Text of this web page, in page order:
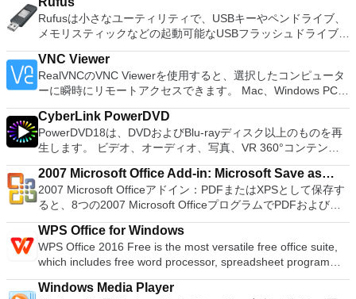
いる場合、PCSX2は優れたエミュレーターです。また、この
アプリケーションはローエンドコンピューターのサポートも提
供するため、Playstation 2コンソールのすべての所有者は、
PCで動作するゲームを見ることができます。 PCSX2エミュレ
ーターを使用すると、PS2コントローラーを使用して、本物の
プレイステーション体験をシミュレートできます。このアプリ
ケーションでは、ディスクからゲームを直接実行することも、
ハードドライブからISOイメージとして実行することもできま
す。 主な機能は次のとおりです。 Savestates：ボタンを1つ
押すだけで、ゲームの現在の「状態」を保存できます。 無制
限のメモリーカード：好きなだけメモリーカードを保存でき、
8MBから64MBまでの単一の物理カードに制限されなくなりま
した。 高解像度グラフィックス：PCSX2を使用すると、
1080pまたは4K HDでゲームをプレイできます。 全体とし
ゲームを高い精度でエミュレートでき、Windowsとエミュレ
ーターを切り替えることができます。欠点は、高速ゲームに苦
労し、時々フリーズまたはクラッシュすることです。* PCSX2
を使用するには、コンソールから抽出できるPlaystation 2
BIOSが必要です。
Rufusは小さなユーティリティで、USBキーやペンドライブ、
メモリスティックなどの起動可能なUSBフラッシュドライブを
フォーマットおよび作成できます。 Rufusは、次のシナリオで
役立ちます。 Windows、Linux、およびUEFI用の起動可能な
ISOからUSBインストールメディアを作成する必要がある場
合。 OSがインストールされていないシステムで作業する必要
がある場合。 BIOSまたはその他のファームウェアをDOSから
フラッシュする必要がある場合。 低レベルのユーティリティ
を実行する必要がある場合。 Rufusは次の* ISOで動作しま
す：Arch Linux、Archbang、BartPE / pebuilder、CentOS、
Damn Small Linux、Fedora、FreeDOS、Gentoo、
gNewSense、Hiren&#39;s Boot CD、LiveXP、Knoppix、
Kubuntu、Linux Mint、NT Password Registry Editor、
OpenSUSE、Parted Magic、Slackware、Tails、Trinity
Rescue Kit、Ubuntu、Ultimate Boot CD、Windows XP（SP2
以降）、Windows Server 2003 R2、Windows Vista、
Windows 7、Windows 8。 *このリストは完全ではありませ
ア語、マレーシア語、セシュティナ、ダンスク、ドイツ語、英
VNC Viewer
RealVNCのVNC Viewerを使用すると、選択したコンピュータ
ーに瞬時にリモートアクセスできます。 Mac、Windows PC、
またはLinuxマシン、世界中のどこからでも。 VNC Viewerを
使用すると、コンピューターのデスクトップを表示したり、コ
ンピューターの前に直接座っているかのようにマウスとキーボ
ードを制御したりできます。 VNC Viewerは、インストールと
使用が簡単です。制御したいデバイスでインストーラーを実行
し、指示に従ってください。オプションで、Windowsでのリ
モート展開に使用可能なMSIがあります。デスクトッププラッ
トフォームにVNC Viewerをインストールする権限がない場合
は、スタンドアロンオプションを選択する必要があります。
主な機能は次のとおりです。 クラウドサービスを介してVNC
Connectを実行しているコンピューターに接続します。 Apple
Screen Sharing（ARD）などのサードパーティ製のVNC互換
ソフトウェアを実行しているコンピューターに直接接続しま
CyberLink PowerDVD
PowerDVD18は、DVDおよびBlu-rayディスク以上のものを再
生します。 ビデオ、オーディオ、写真、VR 360°コンテン
ツ、さらにはYouTubeやVimeoにとっても、PowerDVD18は重
要なエンターテイメントの仲間です。 Ultra HD HDR TVとサ
ラウンドサウンドシステムの可能性を解き放ち、360°ビデオ
の増え続けるコレクションへのアクセスで仮想世界に没頭する
か、PCまたはラップトップでの比類のない再生サポートと独
自の強化により、どこにいても簡単にリラックスできます。
新機能は次のとおりです。 4K DHR向けに最適化 Ultra HD
Blu-ray、4K、HEVC / H.265およびHDR10コンテンツをサポー
ト全画面モードで21：9モニターで2.35：1の映画を見る常時
2007 Microsoft Office Add-in: Microsoft Save as
PDF or XPS
2007 Microsoft Officeアドイン：PDFまたはXPSとして保存す
ると、8つの2007 Microsoft OfficeプログラムでPDFおよび
XPS形式にエクスポートして保存できます。このツールを使用
すると、これらのプログラムのサブセットでPDF形式および
XPS形式の電子メール添付ファイルとして送信することもでき
ます（特定の機能はプログラムによって異なります）。 この
ダウンロードは、次のOfficeプログラムで動作します。
Microsoft Office Access 2007。 Microsoft Office Excel 2007。
WPS Office for Windows
WPS Office 2016 Free is the most versatile free office suite,
which includes free word processor, spreadsheet program
and presentation maker. With these three programs you will
easily be able to deal with any office related tasks. WPS
Windows Media Player